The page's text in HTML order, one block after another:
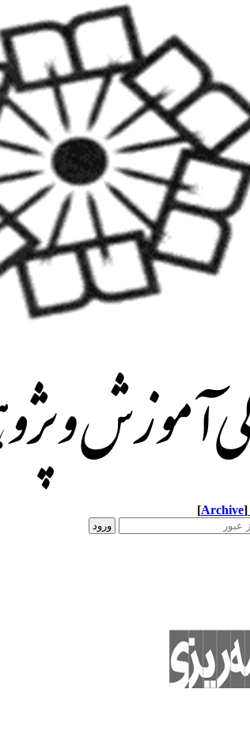
[Archive]